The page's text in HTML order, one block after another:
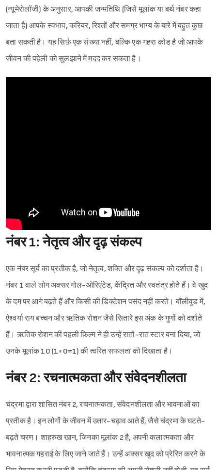
(न्यूमेरोलॉजी) के अनुसार, आपकी जन्मतिथि (जिसे मूलांक या बर्थ नंबर कहा
जाता है) आपके स्वभाव, करियर, रिश्तों और समग्र भाग्य के बारे में बहुत कुछ
बता सकती है। यह सिर्फ़ एक संख्या नहीं, बल्कि एक गहरा कोड है जो आपके
जीवन की पहेली को सुलझाने में मदद कर सकता है।
नंबर 1: नेतृत्व और दृढ़ संकल्प
एक नंबर सूर्य का प्रतीक है, जो नेतृत्व, शक्ति और दृढ़ संकल्प को दर्शाता है।
नंबर 1 वाले लोग अक्सर गोल-ओरिएंटेड, केंद्रित और स्वतंत्र होते हैं। वे खुद
के दम पर आगे बढ़ते हैं और किसी की डिक्टेशन पसंद नहीं करते। बॉलीवुड में,
ऐश्वर्या राय बच्चन और ऋतिक रोशन जैसे सितारे इस अंक के गुणों को दर्शाते
हैं। ऋतिक रोशन की पहली फ़िल्म ने ही उन्हें रातों-रात स्टार बना दिया, जो
उनके मूलांक 10 (1+0=1) की त्वरित सफलता को दिखाता है।
नंबर 2: रचनात्मकता और संवेदनशीलता
चंद्रमा द्वारा शासित नंबर 2, रचनात्मकता, संवेदनशीलता और भावनाओं का
प्रतीक है। इन लोगों के जीवन में उतार-चढ़ाव आते हैं, जैसे चंद्रमा के घटते-
बढ़ते चरण। शाहरुख खान, जिनका मूलांक 2 है, अपनी कलात्मकता और
भावनात्मक गहराई के लिए जाने जाते हैं। उन्हें अक्सर खुद को प्रेरित करने के